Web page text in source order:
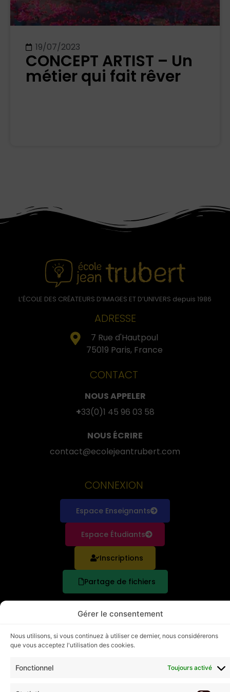
Gérer le consentement
Nous utilisons, si vous continuez à utiliser ce dernier, nous considérerons
que vous acceptez l'utilisation des cookies.
Fonctionnel Toujours activé
19/07/2023
CONCEPT ARTIST – Un
métier qui fait rêver
L’ÉCOLE DES CRÉATEURS D’IMAGES ET D’UNIVERS depuis 1986
ADRESSE
7 Rue d'Hautpoul
75019 Paris, France
CONTACT
NOUS APPELER
+33(0)1 45 96 03 58
NOUS ÉCRIRE
contact@ecolejeantrubert.com
CONNEXION
Espace Enseignants
Espace Étudiants
Inscriptions
Partage de fichiers
SUIVEZ-NOUS